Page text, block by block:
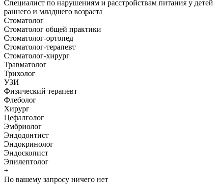
Специалист по нарушениям и расстройствам питания у детей
раннего и младшего возраста
Стоматолог
Стоматолог общей практики
Стоматолог-ортопед
Стоматолог-терапевт
Стоматолог-хирург
Травматолог
Трихолог
УЗИ
Физический терапевт
Флеболог
Хирург
Цефалголог
Эмбриолог
Эндодонтист
Эндокринолог
Эндоскопист
Эпилептолог
+
По вашему запросу ничего нет